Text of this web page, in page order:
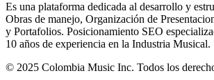
Es una plataforma dedicada al desarrollo y
Obras de manejo, Organización de
y Portafolios. Posicionamiento SEO
10 años de experiencia en la Industria Musical.
© 2025 Colombia Music Inc. Todos los